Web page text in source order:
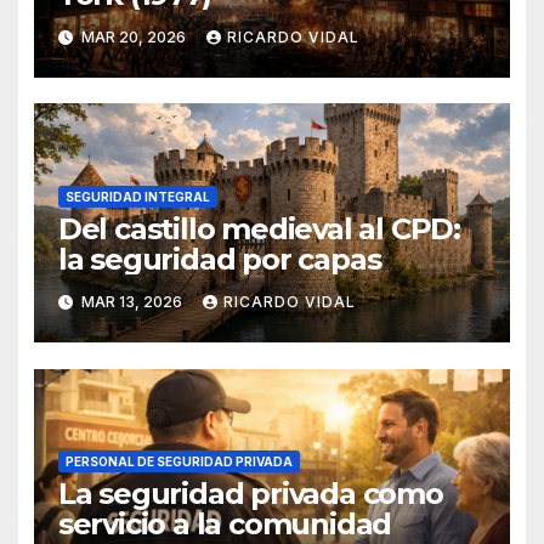
MAR 20, 2026 RICARDO VIDAL
SEGURIDAD INTEGRAL
Del castillo medieval al CPD:
la seguridad por capas
MAR 13, 2026 RICARDO VIDAL
PERSONAL DE SEGURIDAD PRIVADA
La seguridad privada como
servicio a la comunidad